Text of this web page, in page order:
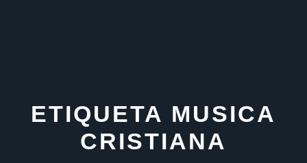
ETIQUETA MUSICA
CRISTIANA